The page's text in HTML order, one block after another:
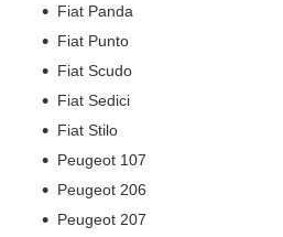
Fiat Panda
Fiat Punto
Fiat Scudo
Fiat Sedici
Fiat Stilo
Peugeot 107
Peugeot 206
Peugeot 207